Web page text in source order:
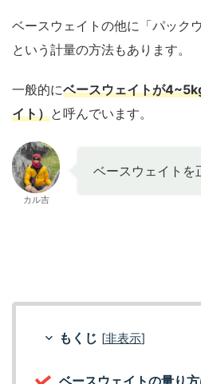
ベースウェイトの他に「パック
という計量の方法もあります。
一般的にベースウェイトが
イト）と呼んでいます。
カル吉
ベースウェイトを
もくじ [非表示]
ベースウェイトの量り方